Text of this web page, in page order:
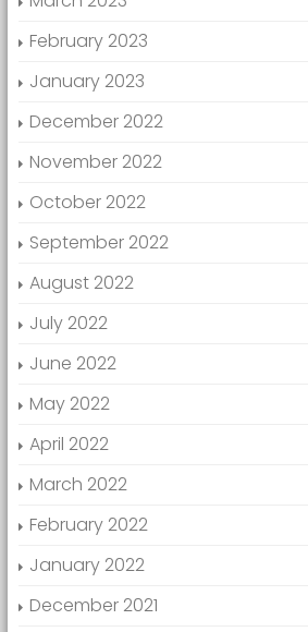
February 2023
January 2023
December 2022
November 2022
October 2022
September 2022
August 2022
July 2022
June 2022
May 2022
April 2022
March 2022
February 2022
January 2022
December 2021